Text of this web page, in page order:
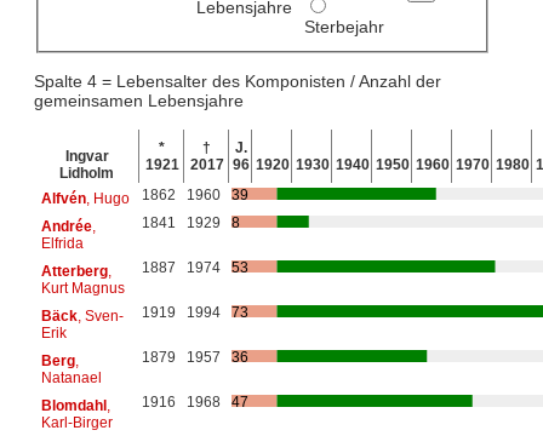
Lebensjahre
Sterbejahr
Spalte 4 = Lebensalter des Komponisten / Anzahl der
gemeinsamen Lebensjahre
Ingvar
Lidholm
*
1921
†
2017
J.
96 1920 1930 1940 1950 1960 1970 1980
Alfvén, Hugo 1862 1960
39
Andrée,
Elfrida
1841 1929 8
Atterberg,
Kurt Magnus
1887 1974 53
Bäck, Sven-
Erik
1919 1994 73
Berg,
Natanael
1879 1957 36
Blomdahl,
Karl-Birger
1916 1968 47